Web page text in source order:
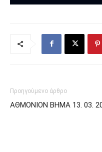
Προηγούμενο άρθρο
AΘΜΟΝΙΟΝ ΒΗΜΑ 13. 03.